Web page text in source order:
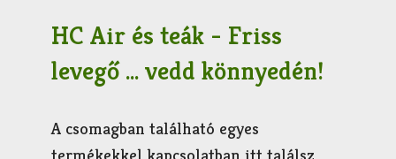
HC Air és teák - Friss
levegő ... vedd könnyedén!
A csomagban található egyes